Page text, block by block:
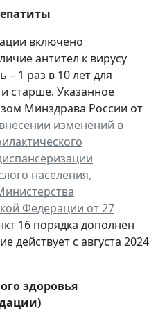
включено
антител к вирусу
– 1 раз в 10 лет для
старше. Указанное
Минздрава России от
изменений в
населения,
Федерации от 27
16 порядка дополнен
действует с августа 2024
здоровья